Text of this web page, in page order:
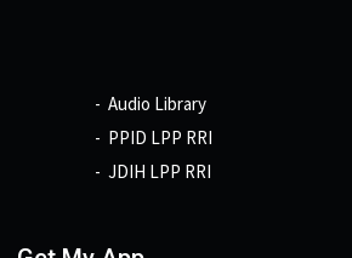
Audio Library
PPID LPP RRI
JDIH LPP RRI